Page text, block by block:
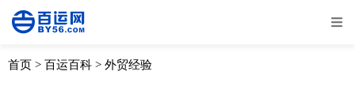
全部 物流资讯
首页 > 百运百科 > 外贸经验